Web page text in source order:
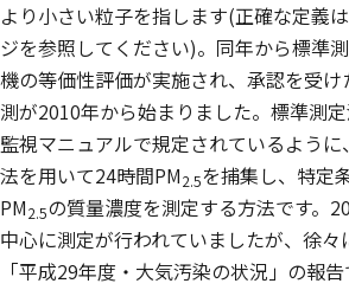
より小さい粒子を指します(正確な定義
ジを参照してください)。同年から標準
機の等価性評価が実施され、承認を受
測が2010年から始まりました。標準測
監視マニュアルで規定されているように
法を用いて24時間PM2.5を捕集し、特定
PM2.5の質量濃度を測定する方法です。
中心に測定が行われていましたが、徐々
「平成29年度・大気汚染の状況」の報